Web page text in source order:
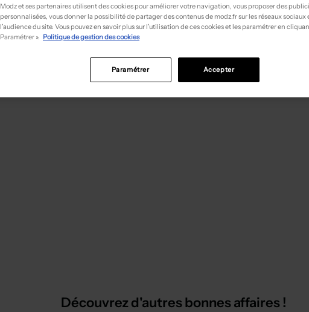
Découvrez d'autres bonnes affaires !
Modz et ses partenaires utilisent des cookies pour améliorer votre navigation, vous proposer des
personnalisées, vous donner la possibilité de partager des contenus de modz.fr sur les réseaux sociaux
l’audience du site. Vous pouvez en savoir plus sur l’utilisation de ces cookies et les paramétrer en
Paramétrer ». Politique de gestion des cookies
Accepter
Paramétrer